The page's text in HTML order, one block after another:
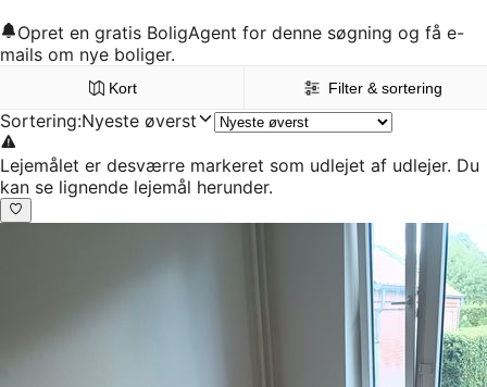
Opret en gratis BoligAgent for denne søgning og få e-
mails om nye boliger.
Kort Filter & sortering
Sortering:Nyeste øverst
Lejemålet er desværre markeret som udlejet af udlejer. Du
kan se lignende lejemål herunder.